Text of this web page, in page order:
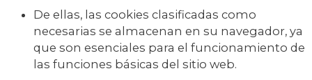
De ellas, las cookies clasificadas como
necesarias se almacenan en su navegador, ya
que son esenciales para el funcionamiento de
las funciones básicas del sitio web.